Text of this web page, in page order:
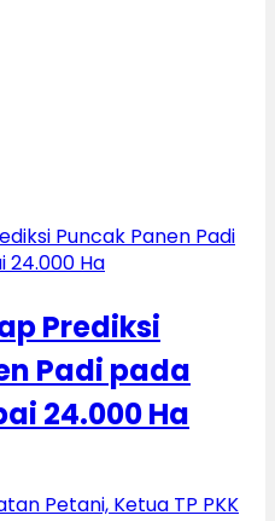
Prediksi
Padi pada
24.000 Ha